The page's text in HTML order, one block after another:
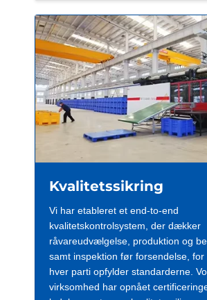
Kvalitetssikring
Vi har etableret et end-to-end
kvalitetskontrolsystem, der dækker
råvareudvælgelse, produktion og
samt inspektion før forsendelse, for
hver parti opfylder standarderne.
virksomhed har opnået